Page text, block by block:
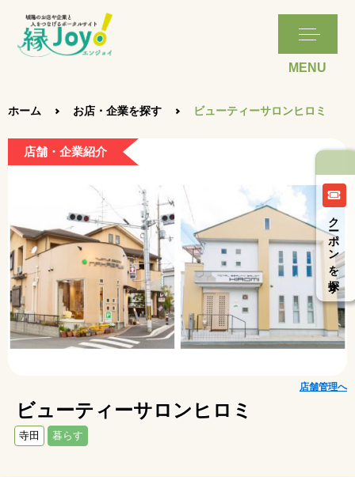
クーポンを探す
ホーム お店・企業を探す ビューティーサロンヒロミ
店舗・企業紹介
店舗管理へ
ビューティーサロンヒロミ
寺田 暮らす